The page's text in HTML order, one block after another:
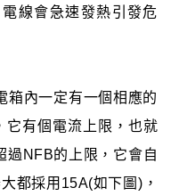
線會急速發熱引發危
箱內一定有一個相應的
它有個電流上限，也就
過NFB的上限，它會自
都採用15A(如下圖)，